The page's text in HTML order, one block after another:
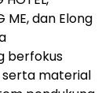
ME, dan Elong
berfokus
serta material